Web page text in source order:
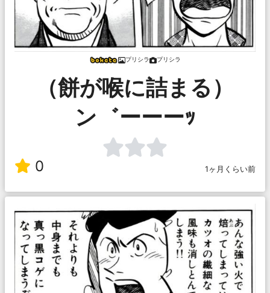
プリシラ プリシラ
（餅が喉に詰まる）
ン゛ーーーｯ
0 1ヶ月くらい前